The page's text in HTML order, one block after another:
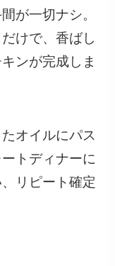
が一切ナシ。
けで、香ばし
ンが完成しま
オイルにパス
トディナーに
リピート確定